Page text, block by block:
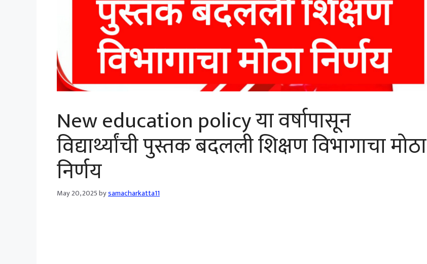
New education policy या वर्षापासून
विद्यार्थ्यांची पुस्तक बदलली शिक्षण विभागाचा मोठा
निर्णय
May 20, 2025bysamacharkatta11